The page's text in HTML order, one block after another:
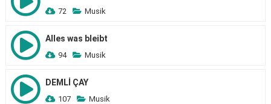
72 Musik
Alles was bleibt
94 Musik
DEMLİ ÇAY
107 Musik